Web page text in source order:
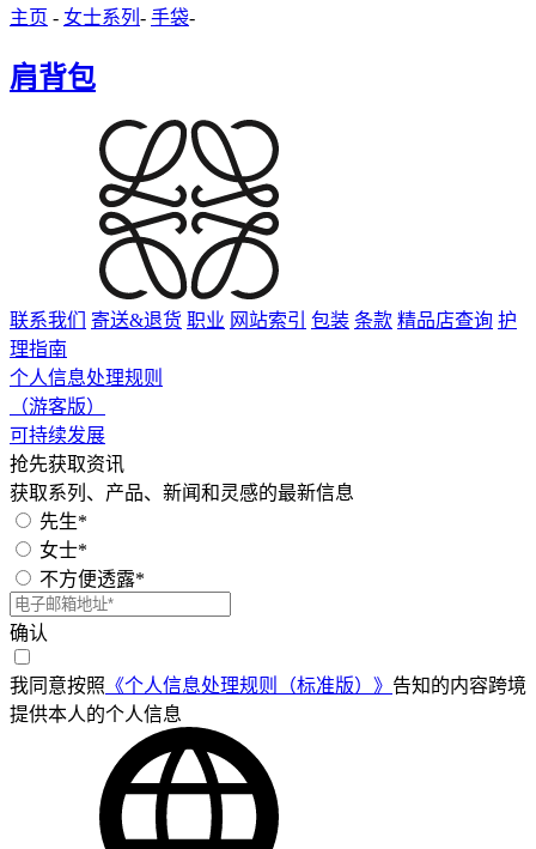
主页 - 女士系列 - 手袋-
肩背包
联系我们 寄送&退货 职业 网站索引 包装 条款 精品店查询 护
理指南
个人信息处理规则
（游客版）
可持续发展
抢先获取资讯
获取系列、产品、新闻和灵感的最新信息
先生*
女士*
不方便透露*
确认
我同意按照 《个人信息处理规则（标准版）》 告知的内容跨境
提供本人的个人信息